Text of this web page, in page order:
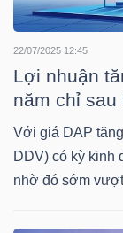
22/07/2025 12:45
Lợi nhuận
năm chỉ sau
Với giá DAP
DDV) có kỳ kinh
nhờ đó sớm
ĐỘNG
SẢN
Mã
chứng
khoán
(-)